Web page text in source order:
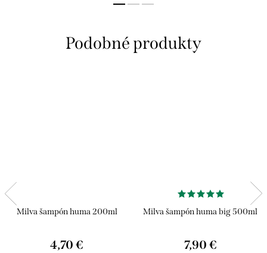
Milva šampón huma 200ml
4,70 €
Milva šampón huma big 500ml
7,90 €